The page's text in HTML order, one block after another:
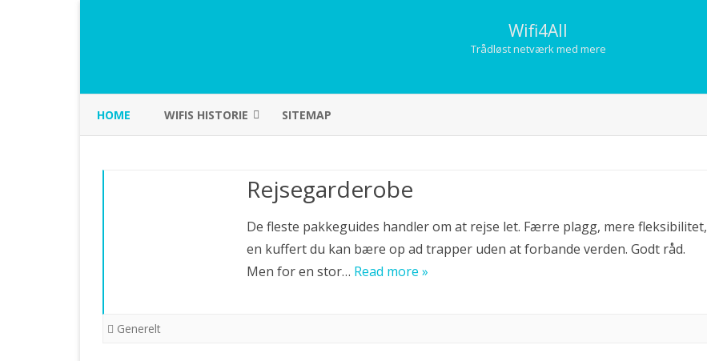
Wifi4All
Trådløst netværk med mere
HOME WIFIS HISTORIE SITEMAP
Rejsegarderobe
De fleste pakkeguides handler om at rejse let. Færre plagg, mere fleksibilitet,
en kuffert du kan bære op ad trapper uden at forbande verden. Godt råd.
Men for en stor… Read more »
Generelt